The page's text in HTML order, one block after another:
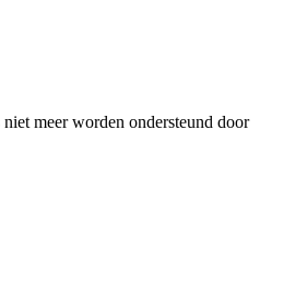
meer worden ondersteund door